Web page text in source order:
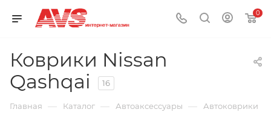
0
Коврики Nissan
Qashqai
16
Главная — Каталог — Автоаксессуары — Автоковрики